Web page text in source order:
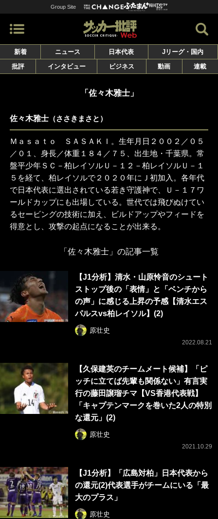
Group Site
新着 ニュース 日本代表
Jリーグ・国内
批評
インタビュー ビジネス 動画 連載
「佐々木雅士」
佐々木雅士 （ささきまさと）
Ｍａｓａｔｏ ＳＡＳＡＫＩ。生年月日２００２／０５
／０１、身長／体重１８４／７５、出生地・千葉県。常
盤平少年ＳＣ－柏レイソルＵ－１２－柏レイソルＵ－１
５を経て、柏レイソルで２０２０年にＪ初加入。各年代
で日本代表に選出されている若き守護神で、Ｕ－１７ワ
ールドカップにも出場している。世代では飛びぬけてい
るセービングの技術に加え、ビルドアップやフィードを
得意とし、攻撃の起点になることが出来る。
「佐々木雅士」の記事一覧
【J1分析】清水・山原怜音のシュート
ストップ後の「表情」と「ベンチから
の声」に感じる上昇の予感【清水エス
パルスvs柏レイソル】(2)
原壮史
2022.08.21
【久保建英のチームメート候補】「ピ
ッチに立てば先輩も関係ない」有言実
行の藤田譲瑠チマ【VS香港代表戦】
「キャプテンマークを巻いた2人の特別
な還元」(2)
原壮史
2021.10.29
【J1分析】「広島対柏」日本代表から
の還元(2)代表選手がチームにいる「最
大のプラス」
原壮史